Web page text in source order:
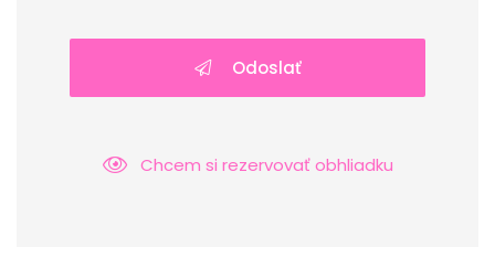
Odoslať
Chcem si rezervovať obhliadku